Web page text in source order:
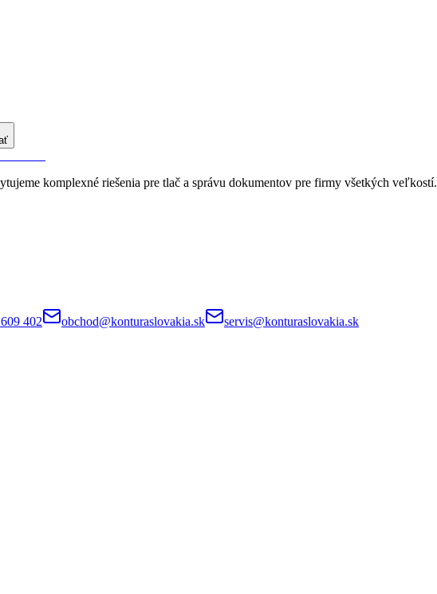
komplexné riešenia pre tlač a správu dokumentov pre firmy všetkých veľkostí.
402 obchod@konturaslovakia.sk
servis@konturaslovakia.sk